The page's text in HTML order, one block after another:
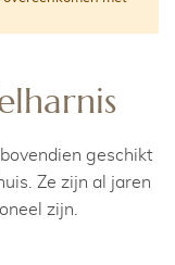
geschikt
Ze zijn al jaren
zijn.